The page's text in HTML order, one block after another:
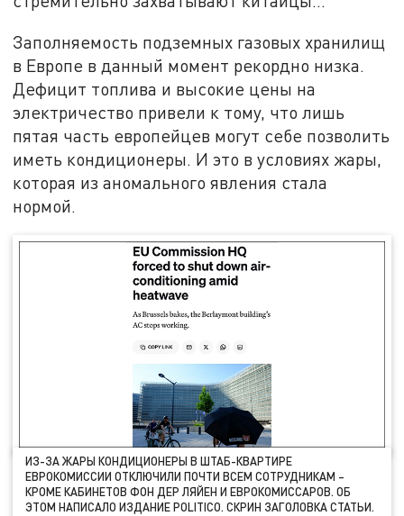
Заполняемость подземных газовых хранилищ
в Европе в данный момент рекордно низка.
Дефицит топлива и высокие цены на
электричество привели к тому, что лишь
пятая часть европейцев могут себе позволить
иметь кондиционеры. И это в условиях жары,
которая из аномального явления стала
нормой.
ИЗ-ЗА ЖАРЫ КОНДИЦИОНЕРЫ В ШТАБ-КВАРТИРЕ
ЕВРОКОМИССИИ ОТКЛЮЧИЛИ ПОЧТИ ВСЕМ СОТРУДНИКАМ –
КРОМЕ КАБИНЕТОВ ФОН ДЕР ЛЯЙЕН И ЕВРОКОМИССАРОВ. ОБ
ЭТОМ НАПИСАЛО ИЗДАНИЕ POLITICO. СКРИН ЗАГОЛОВКА СТАТЬИ.